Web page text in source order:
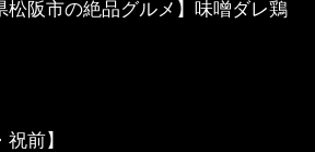
松阪市の絶品グルメ】味噌ダレ鶏
前】